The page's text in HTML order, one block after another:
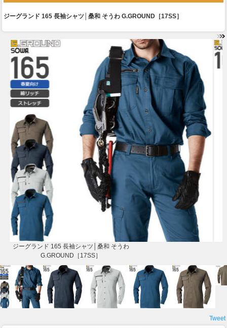
ジーグランド 165 長袖シャツ│桑和 そうわ G.GROUND［17SS］
ジーグランド 165 長袖シャツ│桑和 そうわ
G.GROUND［17SS］
Tweet